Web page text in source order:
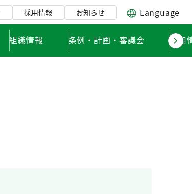
採用情報 お知らせ Language
組織情報 条例・計画・審議会 採用